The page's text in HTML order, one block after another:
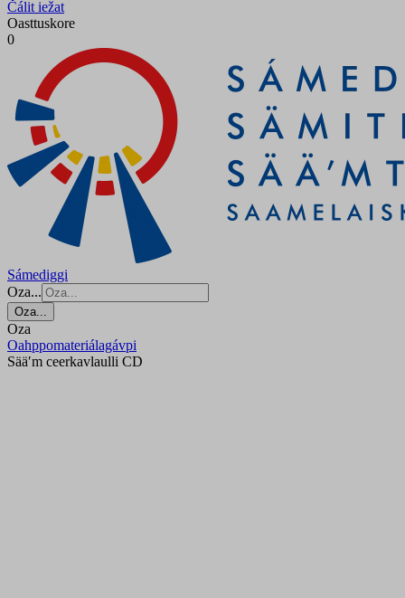
Čálit iežat
Oasttuskore
0
Sámediggi
Oza...
Oza...
Oza
Oahppomateriálagávpi
Sääʹm ceerkavlaulli CD